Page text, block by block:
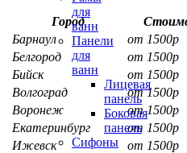
для
ванн
Панели
для
ванн
Лицевая
панель
Боковая
панель
Сифоны
Город
Барнаул
от 1500р
Белгород
от 1500р
Бийск
от 1500р
Волгоград
от 1500р
Воронеж
от 1500р
Екатеринбург
от 1500р
Ижевск
от 1500р